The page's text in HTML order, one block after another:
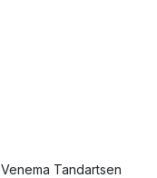
Venema Tandartsen